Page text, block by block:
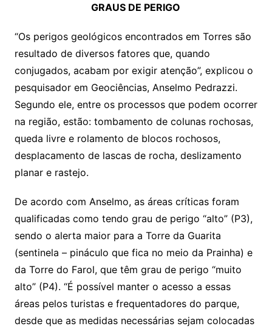
GRAUS DE PERIGO
“Os perigos geológicos encontrados em Torres são
resultado de diversos fatores que, quando
conjugados, acabam por exigir atenção”, explicou o
pesquisador em Geociências, Anselmo Pedrazzi.
Segundo ele, entre os processos que podem ocorrer
na região, estão: tombamento de colunas rochosas,
queda livre e rolamento de blocos rochosos,
desplacamento de lascas de rocha, deslizamento
planar e rastejo.
De acordo com Anselmo, as áreas críticas foram
qualificadas como tendo grau de perigo “alto” (P3),
sendo o alerta maior para a Torre da Guarita
(sentinela – pináculo que fica no meio da Prainha) e
da Torre do Farol, que têm grau de perigo “muito
alto” (P4). “É possível manter o acesso a essas
áreas pelos turistas e frequentadores do parque,
desde que as medidas necessárias sejam colocadas